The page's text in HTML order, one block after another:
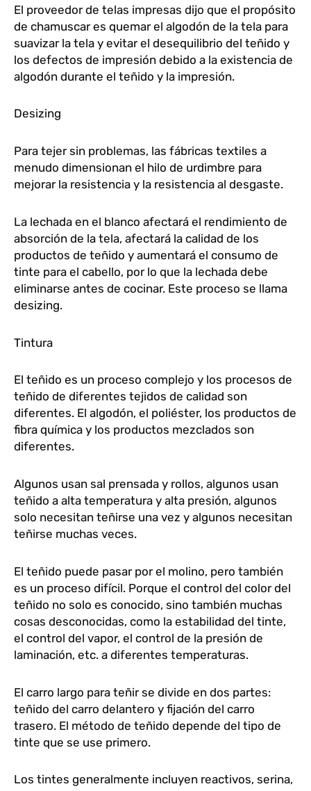
El proveedor de telas impresas dijo que el propósito
de chamuscar es quemar el algodón de la tela para
suavizar la tela y evitar el desequilibrio del teñido y
los defectos de impresión debido a la existencia de
algodón durante el teñido y la impresión.
Desizing
Para tejer sin problemas, las fábricas textiles a
menudo dimensionan el hilo de urdimbre para
mejorar la resistencia y la resistencia al desgaste.
La lechada en el blanco afectará el rendimiento de
absorción de la tela, afectará la calidad de los
productos de teñido y aumentará el consumo de
tinte para el cabello, por lo que la lechada debe
eliminarse antes de cocinar. Este proceso se llama
desizing.
Tintura
El teñido es un proceso complejo y los procesos de
teñido de diferentes tejidos de calidad son
diferentes. El algodón, el poliéster, los productos de
fibra química y los productos mezclados son
diferentes.
Algunos usan sal prensada y rollos, algunos usan
teñido a alta temperatura y alta presión, algunos
solo necesitan teñirse una vez y algunos necesitan
teñirse muchas veces.
El teñido puede pasar por el molino, pero también
es un proceso difícil. Porque el control del color del
teñido no solo es conocido, sino también muchas
cosas desconocidas, como la estabilidad del tinte,
el control del vapor, el control de la presión de
laminación, etc. a diferentes temperaturas.
El carro largo para teñir se divide en dos partes:
teñido del carro delantero y fijación del carro
trasero. El método de teñido depende del tipo de
tinte que se use primero.
Los tintes generalmente incluyen reactivos, serina,